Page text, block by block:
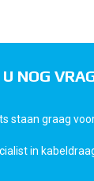
NOG
staan graag
in